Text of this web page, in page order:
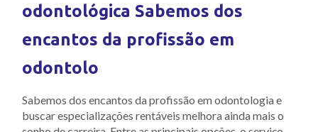
odontológica Sabemos dos
encantos da profissão em
odontolo
Sabemos dos encantos da profissão em odontologia e
buscar especializações rentáveis melhora ainda mais o